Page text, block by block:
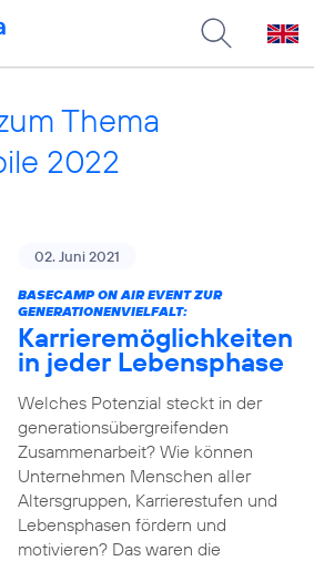
Thema
2022
02. Juni 2021
BASECAMP ON AIR EVENT ZUR
GENERATIONENVIELFALT:
Karrieremöglichkeiten
in jeder Lebensphase
Welches Potenzial steckt in der
generationsübergreifenden
Zusammenarbeit? Wie können
Unternehmen Menschen aller
Altersgruppen, Karrierestufen und
Lebensphasen fördern und
motivieren? Das waren die